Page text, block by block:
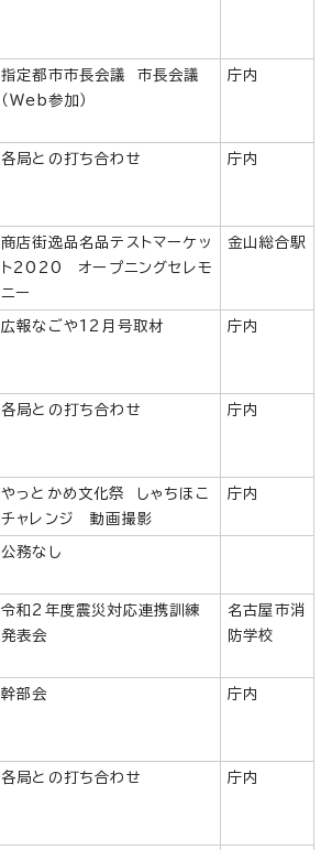
指定都市市長会議 市長会議
（Web参加）
庁内
各局との打ち合わせ 庁内
商店街逸品名品テストマーケッ
ト2020 オープニングセレモ
ニー
金山総合駅
広報なごや12月号取材 庁内
各局との打ち合わせ 庁内
やっとかめ文化祭 しゃちほこ
チャレンジ 動画撮影
庁内
公務なし
令和2年度震災対応連携訓練
発表会
名古屋市消
防学校
幹部会 庁内
各局との打ち合わせ 庁内